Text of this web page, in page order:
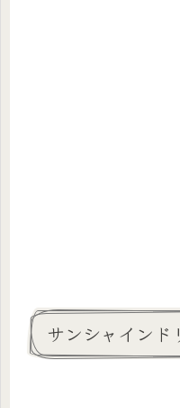
サンシャイン